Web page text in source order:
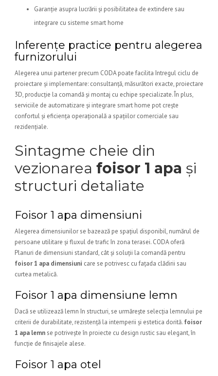
Garanție asupra lucrării și posibilitatea de extindere sau
integrare cu sisteme smart home
Inferențe practice pentru alegerea
furnizorului
Alegerea unui partener precum CODA poate facilita întregul ciclu de
proiectare și implementare: consultanță, măsurători exacte, proiectare
3D, producție la comandă și montaj cu echipe specializate. În plus,
serviciile de automatizare și integrare smart home pot crește
confortul și eficiența operațională a spațiilor comerciale sau
rezidențiale.
Sintagme cheie din
vezionarea foisor 1 apa și
structuri detaliate
Foisor 1 apa dimensiuni
Alegerea dimensiunilor se bazează pe spațiul disponibil, numărul de
persoane utilitare și fluxul de trafic în zona terasei. CODA oferă
Planuri de dimensiuni standard, cât și soluții la comandă pentru
foisor 1 apa dimensiuni care se potrivesc cu fațada clădirii sau
curtea metalică.
Foisor 1 apa dimensiune lemn
Dacă se utilizează lemn în structuri, se urmărește selecția lemnului pe
criterii de durabilitate, rezistență la intemperii și estetica dorită. foisor
1 apa lemnse potrivește în proiecte cu design rustic sau elegant, în
funcție de finisajele alese.
Foisor 1 apa otel